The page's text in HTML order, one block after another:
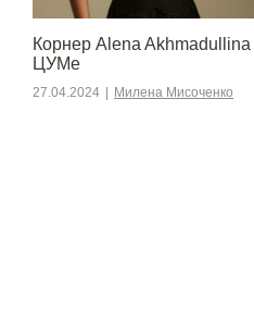
Корнер Alena Akhmadullina
ЦУМе
27.04.2024 | Милена Мисоченко